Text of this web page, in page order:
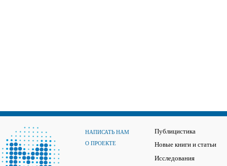
НАПИСАТЬ НАМ
О ПРОЕКТЕ
Публицистика
Новые книги и статьи
Исследования